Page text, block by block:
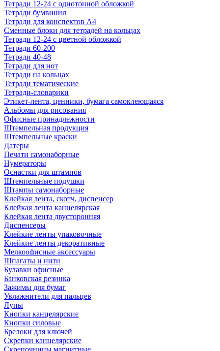
Тетради 12-24 с однотонной обложкой
Тетради бумвинил
Тетради для конспектов А4
Сменные блоки для тетрадей на кольцах
Тетради 12-24 с цветной обложкой
Тетради 60-200
Тетради 40-48
Тетради для нот
Тетради на кольцах
Тетради тематические
Тетради-словарики
Этикет-лента, ценники, бумага самоклеющаяся
Альбомы для рисования
Офисные принадлежности
Штемпельная продукция
Штемпельные краски
Датеры
Печати самонаборные
Нумераторы
Оснастки для штампов
Штемпельные подушки
Штампы самонаборные
Клейкая лента, скотч, диспенсер
Клейкая лента канцелярская
Клейкая лента двусторонняя
Диспенсеры
Клейкие ленты упаковочные
Клейкие ленты декоративные
Мелкоофисные аксессуары
Шпагаты и нити
Булавки офисные
Банковская резинка
Зажимы для бумаг
Увлажнители для пальцев
Лупы
Кнопки канцелярские
Кнопки силовые
Брелоки для ключей
Скрепки канцелярские
Скрепочницы магнитные